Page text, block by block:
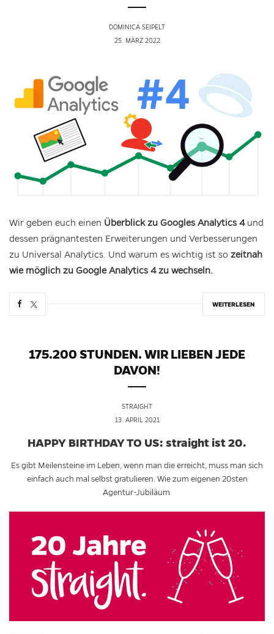
DOMINICA SEIPELT
25. MÄRZ 2022
Wir geben euch einen Überblick zu Googles Analytics 4und
dessen prägnantesten Erweiterungen und Verbesserungen
zu Universal Analytics. Und warum es wichtig ist so zeitnah
wie möglich zu Google Analytics 4 zu wechseln.
WEITERLESEN
175.200 STUNDEN. WIR LIEBEN JEDE
DAVON!
STRAIGHT
13. APRIL 2021
HAPPY BIRTHDAY TO US: straight ist 20.
Es gibt Meilensteine im Leben, wenn man die erreicht, muss man sich
einfach auch mal selbst gratulieren. Wie zum eigenen 20sten
Agentur-Jubiläum.